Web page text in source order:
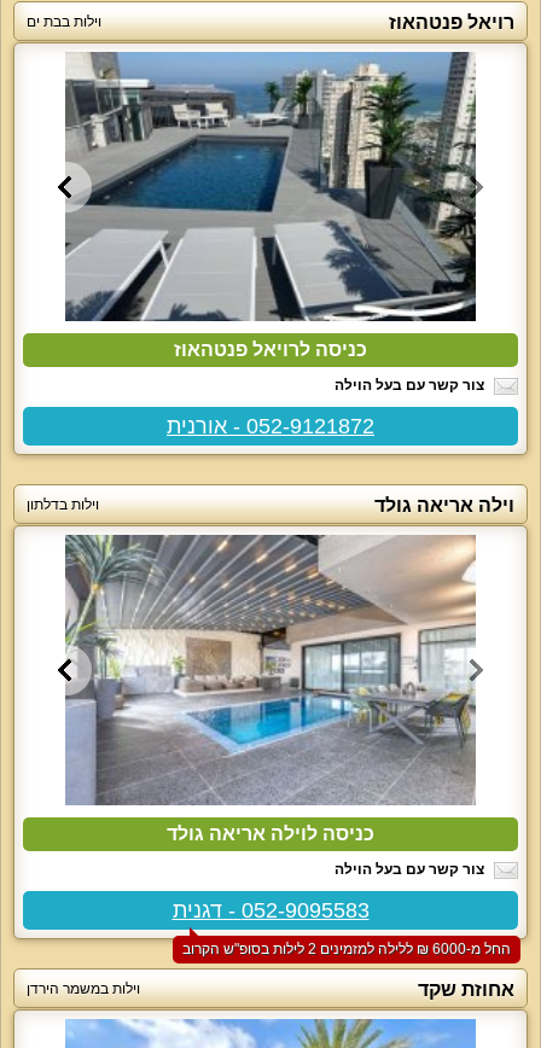
רויאל פנטהאוז וילות בבת ים
כניסה לרויאל פנטהאוז
צור קשר עם בעל הוילה
052-9121872 - אורנית
וילה אריאה גולד וילות בדלתון
כניסה לוילה אריאה גולד
צור קשר עם בעל הוילה
052-9095583 - דגנית
החל מ-‏6000 ₪ ללילה למזמינים 2 לילות בסופ"ש הקרוב
אחוזת שקד וילות במשמר הירדן